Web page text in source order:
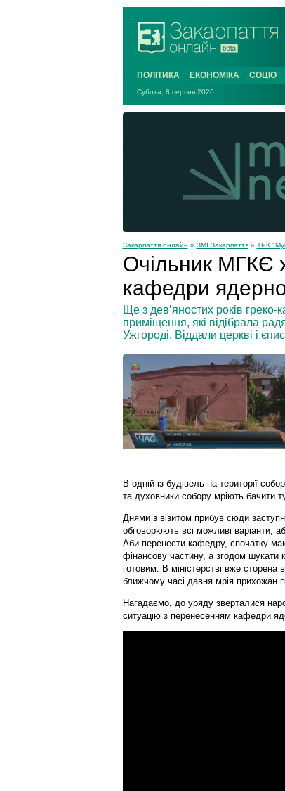
ПОЛІТИКА ЕКОНОМІКА СОЦІО
Субота, 8 серпня 2026
Закарпаття онлайн » ЗМІ Закарпаття» ТРК
Очільник МГКЄ
кафедри
Ще з дев’яностих років
приміщення, які відібрала
Ужгороді. Віддали церкві і
В одній із будівель на території
та духовники собору мріють бачити
Днями з візитом прибув сюди
обговорюють всі можливі варіанти,
Аби перенести кафедру, спочатку
фінансову частину, а згодом шукати
готовим. В міністерстві вже сторена
ближчому часі давня мрія прихожан
Нагадаємо, до уряду зверталися
ситуацію з перенесенням кафедри